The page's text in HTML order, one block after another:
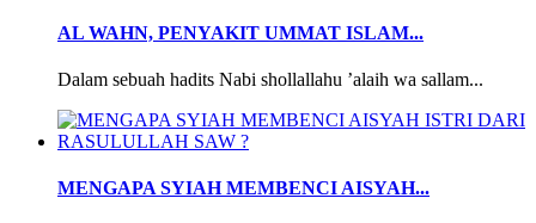
AL WAHN, PENYAKIT UMMAT ISLAM...
Dalam sebuah hadits Nabi shollallahu ’alaih wa sallam...
MENGAPA SYIAH MEMBENCI AISYAH...